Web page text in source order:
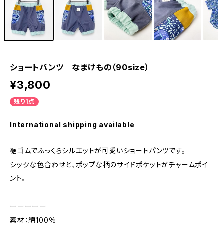
ショートパンツ なまけもの（90size）
¥3,800
残り1点
International shipping available
裾ゴムでふっくらシルエットが可愛いショートパンツです。
シックな色合わせと、ポップな柄のサイドポケットがチャームポイ
ント。
ーーーーー
素材：綿100％